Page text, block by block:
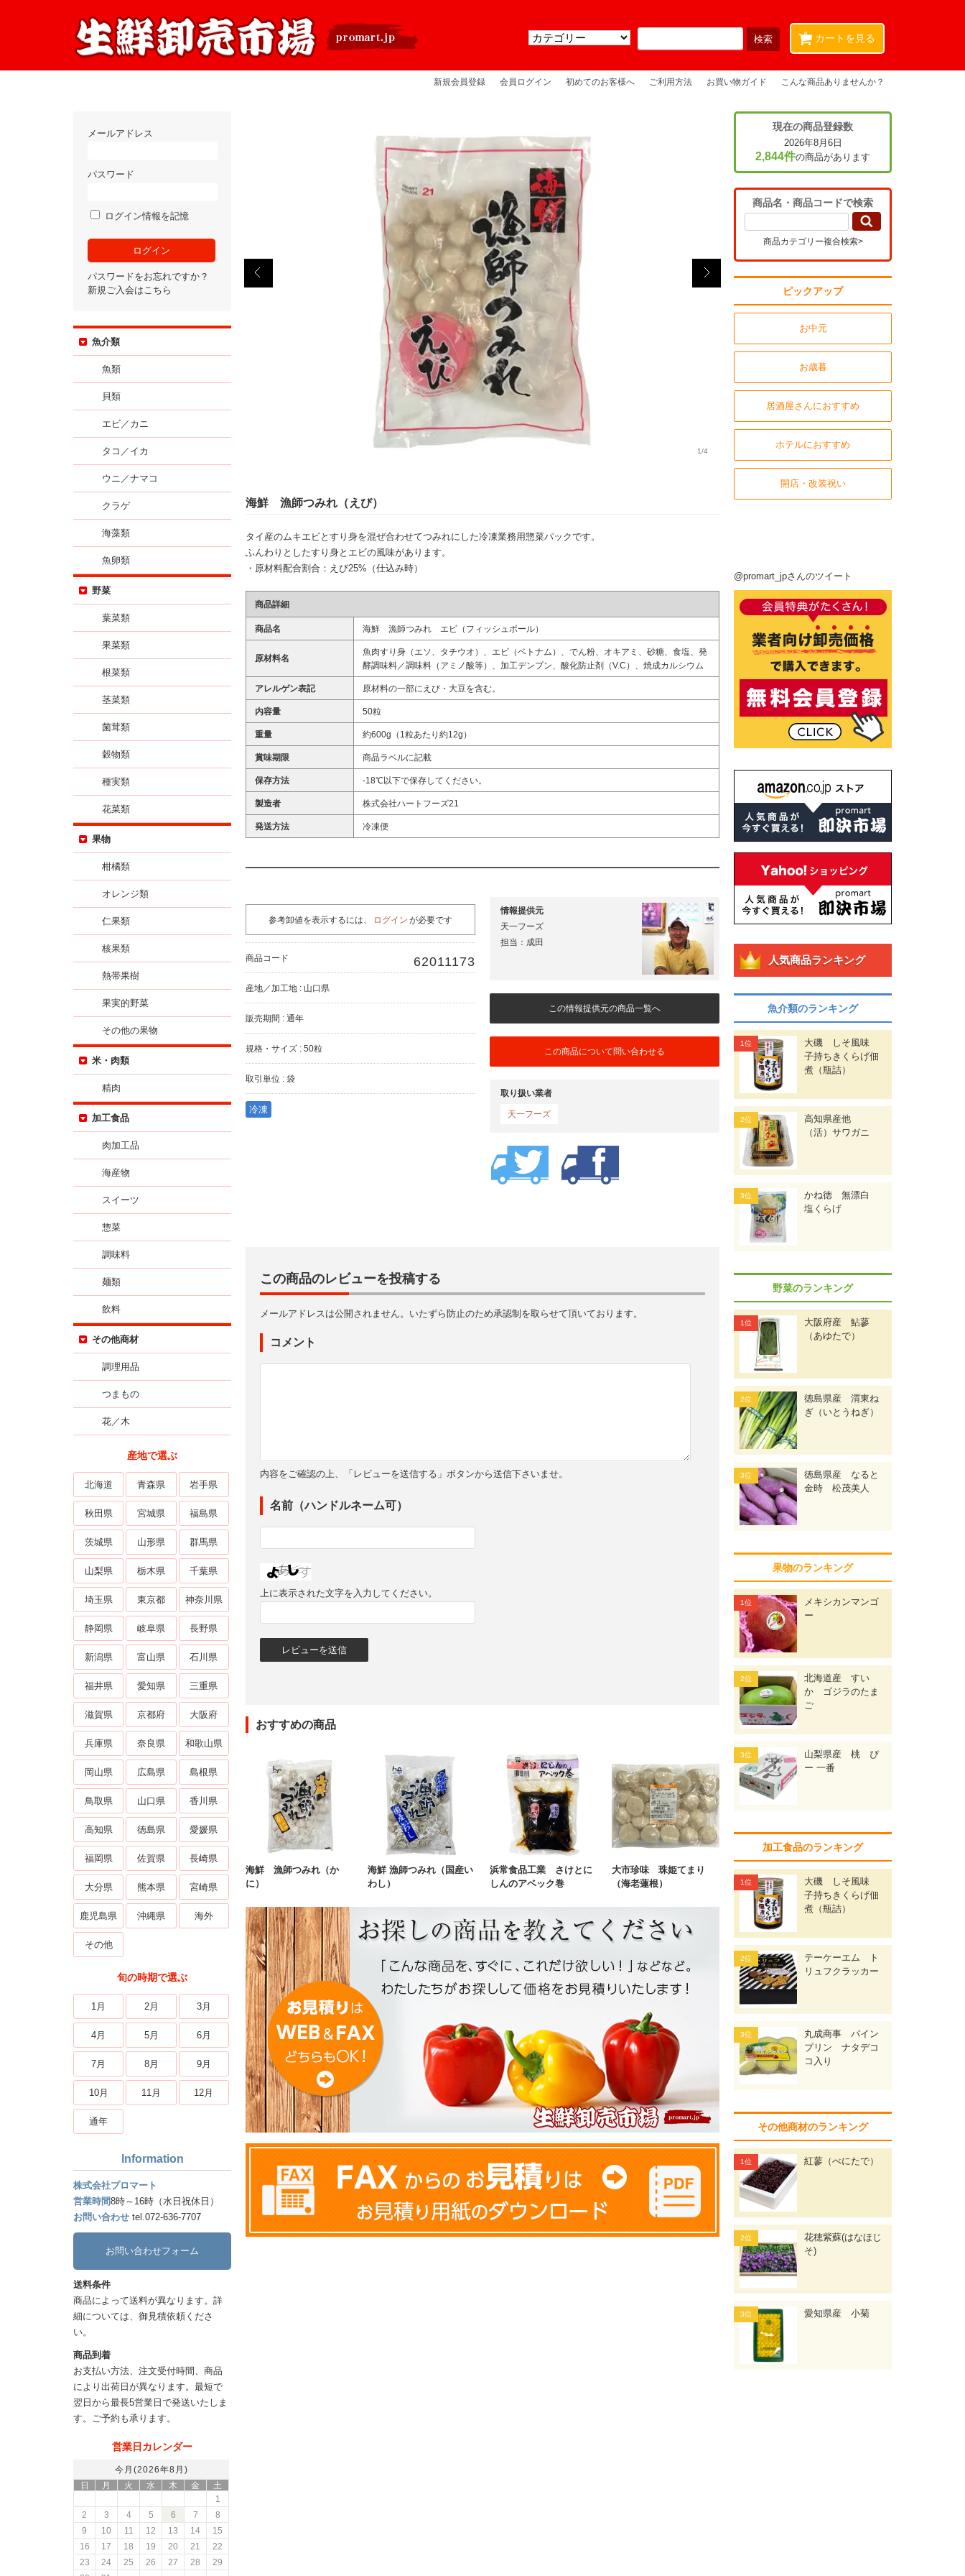
カートを見る
0
新規会員登録 会員ログイン 初めてのお客様へ ご利用方法 お買い物ガイド こんな商品ありませんか？
1/4
海鮮 漁師つみれ（えび）
タイ産のムキエビとすり身を混ぜ合わせてつみれにした冷凍業務用惣菜パックです。
ふんわりとしたすり身とエビの風味があります。
・原材料配合割合：えび25%（仕込み時）
商品詳細
商品名 海鮮 漁師つみれ エビ（フィッシュボール）
原材料名
魚肉すり身（エソ、タチウオ）、エビ（ベトナム）、でん粉、オキアミ、砂糖、食塩、発
酵調味料／調味料（アミノ酸等）、加工デンプン、酸化防止剤（V.C）、焼成カルシウム
アレルゲン表記 原材料の一部にえび・大豆を含む。
内容量 50粒
重量 約600g（1粒あたり約12g）
賞味期限 商品ラベルに記載
保存方法 -18℃以下で保存してください。
製造者 株式会社ハートフーズ21
発送方法 冷凍便
参考卸値を表示するには、 ログイン が必要です
商品コード 62011173
産地／加工地 : 山口県
販売期間 : 通年
規格・サイズ : 50粒
取引単位 : 袋
冷凍
情報提供元
天一フーズ
担当：成田
この情報提供元の商品一覧へ
この商品について問い合わせる
取り扱い業者
天一フーズ
この商品のレビューを投稿する
メールアドレスは公開されません。いたずら防止のため承認制を取らせて頂いております。
コメント
内容をご確認の上、「レビューを送信する」ボタンから送信下さいませ。
名前（ハンドルネーム可）
上に表示された文字を入力してください。
おすすめの商品
海鮮 漁師つみれ（か
に）
海鮮 漁師つみれ（国産い
わし）
浜常食品工業 さけとに
しんのアベック巻
大市珍味 珠姫てまり
（海老蓮根）
メールアドレス
パスワード
ログイン情報を記憶
パスワードをお忘れですか？
新規ご入会はこちら
魚介類
魚類
貝類
エビ／カニ
タコ／イカ
ウニ／ナマコ
クラゲ
海藻類
魚卵類
野菜
葉菜類
果菜類
根菜類
茎菜類
菌茸類
穀物類
種実類
花菜類
果物
柑橘類
オレンジ類
仁果類
核果類
熱帯果樹
果実的野菜
その他の果物
米・肉類
精肉
加工食品
肉加工品
海産物
スイーツ
惣菜
調味料
麺類
飲料
その他商材
調理用品
つまもの
花／木
産地で選ぶ
北海道 青森県 岩手県
秋田県 宮城県 福島県
茨城県 山形県 群馬県
山梨県 栃木県 千葉県
埼玉県 東京都 神奈川県
静岡県 岐阜県 長野県
新潟県 富山県 石川県
福井県 愛知県 三重県
滋賀県 京都府 大阪府
兵庫県 奈良県 和歌山県
岡山県 広島県 島根県
鳥取県 山口県 香川県
高知県 徳島県 愛媛県
福岡県 佐賀県 長崎県
大分県 熊本県 宮崎県
鹿児島県 沖縄県 海外
その他
旬の時期で選ぶ
1月 2月 3月
4月 5月 6月
7月 8月 9月
10月 11月 12月
通年
Information
株式会社プロマート
営業時間8時～16時（水日祝休日）
お問い合わせ tel.072-636-7707
お問い合わせフォーム
送料条件
商品によって送料が異なります。詳
細については、御見積依頼くださ
い。
商品到着
お支払い方法、注文受付時間、商品
により出荷日が異なります。最短で
翌日から最長5営業日で発送いたしま
す。ご予約も承ります。
営業日カレンダー
今月(2026年8月)
日
月 火 水 木 金
土
1
2
3 4 5 6 7
8
9
10 11 12 13 14
15
16
17 18 19 20 21
22
23
24 25 26 27 28
29
現在の商品登録数
2026年8月6日
2,844件の商品があります
商品名・商品コードで検索
商品カテゴリー複合検索>
ピックアップ
お中元
お歳暮
居酒屋さんにおすすめ
ホテルにおすすめ
開店・改装祝い
@promart_jpさんのツイート
人気商品ランキング
魚介類のランキング
大磯 しそ風味
子持ちきくらげ佃
煮（瓶詰）
高知県産他
（活）サワガニ
かね徳 無漂白
塩くらげ
野菜のランキング
大阪府産 鮎蓼
（あゆたで）
徳島県産 渭東ね
ぎ（いとうねぎ）
徳島県産 なると
金時 松茂美人
果物のランキング
メキシカンマンゴ
ー
北海道産 すい
か ゴジラのたま
ご
山梨県産 桃 ぴ
ー 一番
加工食品のランキング
大磯 しそ風味
子持ちきくらげ佃
煮（瓶詰）
テーケーエム ト
リュフクラッカー
丸成商事 パイン
プリン ナタデコ
コ入り
その他商材のランキング
紅蓼（べにたで）
花穂紫蘇(はなほじ
そ)
愛知県産 小菊